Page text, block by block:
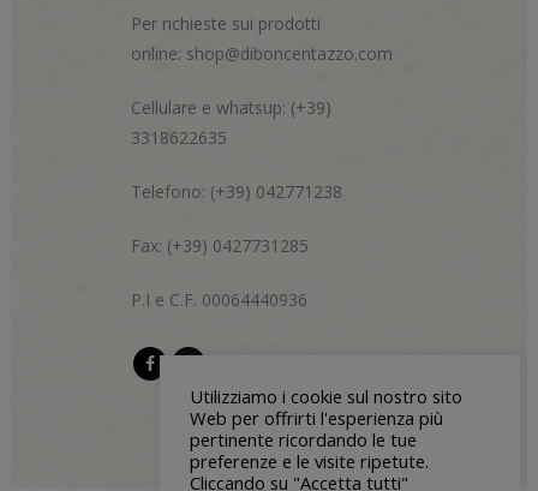
Per richieste sui prodotti
online: shop@diboncentazzo.com
Cellulare e whatsup: (+39)
3318622635
Telefono: (+39) 042771238
Fax: (+39) 0427731285
P.I e C.F. 00064440936
Utilizziamo i cookie sul nostro sito
Web per offrirti l'esperienza più
pertinente ricordando le tue
preferenze e le visite ripetute.
Cliccando su "Accetta tutti"